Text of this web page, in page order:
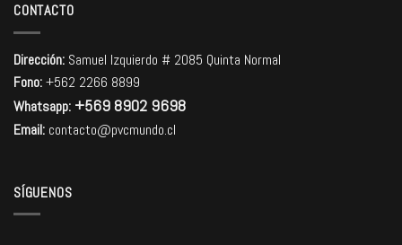
CONTACTO
Dirección: Samuel Izquierdo # 2085 Quinta Normal
Fono:+562 2266 8899
Whatsapp: +569 8902 9698
Email: contacto@pvcmundo.cl
SÍGUENOS